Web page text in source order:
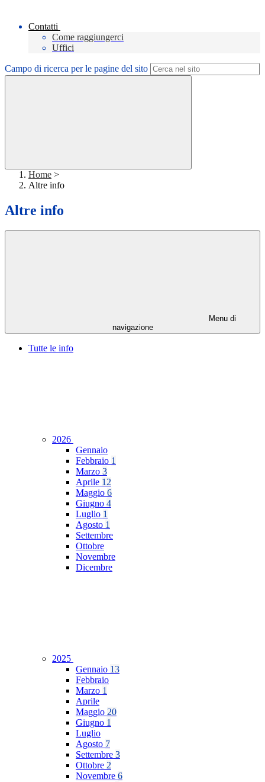
Contatti
Come raggiungerci
Uffici
Campo di ricerca per le pagine del sito
Home >
Altre info
Altre info
Menu di
navigazione
Tutte le info
2026
Gennaio
Febbraio 1
Marzo 3
Aprile 12
Maggio 6
Giugno 4
Luglio 1
Agosto 1
Settembre
Ottobre
Novembre
Dicembre
2025
Gennaio 13
Febbraio
Marzo 1
Aprile
Maggio 20
Giugno 1
Luglio
Agosto 7
Settembre 3
Ottobre 2
Novembre 6